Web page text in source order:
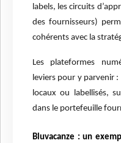
labels, les circuits
des fournisseurs)
cohérents avec la
Les plateformes
leviers pour y parvenir :
locaux ou labellisés,
dans le portefeuille
Bluvacanze : un